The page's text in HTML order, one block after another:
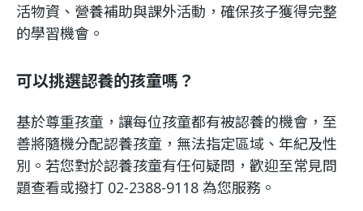
活物資、營養補助與課外活動，確保孩子獲得完整
的學習機會。
可以挑選認養的孩童嗎？
基於尊重孩童，讓每位孩童都有被認養的機會，至
善將隨機分配認養孩童，無法指定區域、年紀及性
別。若您對於認養孩童有任何疑問，歡迎至常見問
題查看或撥打 02-2388-9118 為您服務。